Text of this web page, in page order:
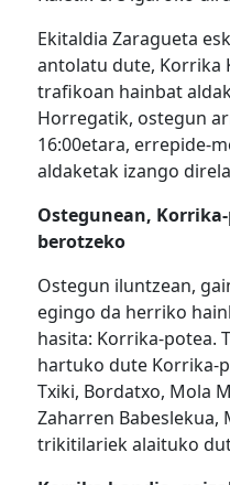
Ekitaldia Zaragueta
antolatu dute, Korrika
trafikoan hainbat
Horregatik, ostegun
16:00etara, errepide-
aldaketak izango
Ostegunean,
berotzeko
Ostegun iluntzean,
egingo da herriko
hasita: Korrika-potea.
hartuko dute Korrika-
Txiki, Bordatxo, Mola
Zaharren Babeslekua,
trikitilariek alaituko